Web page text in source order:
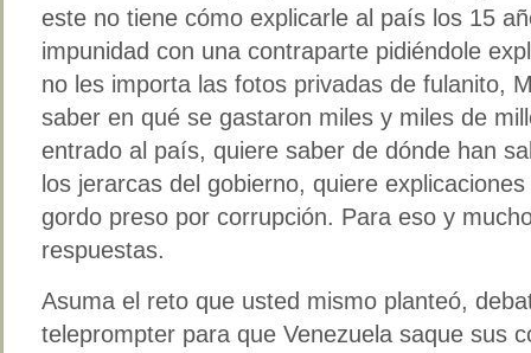
este no tiene cómo explicarle al país los 15
impunidad con una contraparte pidiéndole
no les importa las fotos privadas de fulanito,
saber en qué se gastaron miles y miles de
entrado al país, quiere saber de dónde han
los jerarcas del gobierno, quiere
gordo preso por corrupción. Para eso y
respuestas.
Asuma el reto que usted mismo planteó,
teleprompter para que Venezuela saque sus